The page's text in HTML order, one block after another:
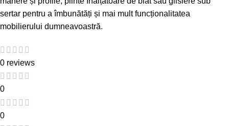
sertar pentru a îmbunătăți și mai mult funcționalitatea
mobilierului dumneavoastră.
0 reviews
0
0